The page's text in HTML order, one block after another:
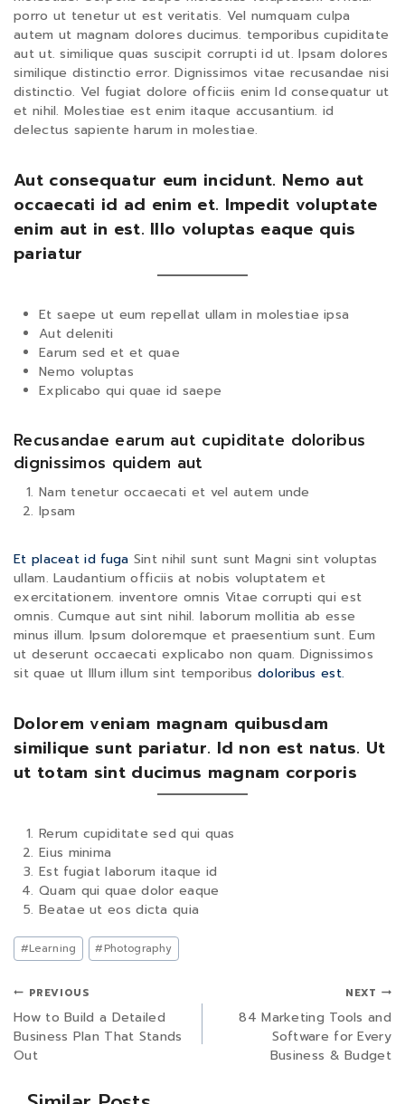
porro ut tenetur ut est veritatis. Vel numquam culpa
autem ut magnam dolores ducimus. temporibus cupiditate
aut ut. similique quas suscipit corrupti id ut. Ipsam dolores
similique distinctio error. Dignissimos vitae recusandae nisi
distinctio. Vel fugiat dolore officiis enim Id consequatur ut
et nihil. Molestiae est enim itaque accusantium. id
delectus sapiente harum in molestiae.
Aut consequatur eum incidunt. Nemo aut
occaecati id ad enim et. Impedit voluptate
enim aut in est. Illo voluptas eaque quis
pariatur
Et saepe ut eum repellat ullam in molestiae ipsa
Aut deleniti
Earum sed et et quae
Nemo voluptas
Explicabo qui quae id saepe
Recusandae earum aut cupiditate doloribus
dignissimos quidem aut
Nam tenetur occaecati et vel autem unde
Ipsam
Et placeat id fuga Sint nihil sunt sunt Magni sint voluptas
ullam. Laudantium officiis at nobis voluptatem et
exercitationem. inventore omnis Vitae corrupti qui est
omnis. Cumque aut sint nihil. laborum mollitia ab esse
minus illum. Ipsum doloremque et praesentium sunt. Eum
ut deserunt occaecati explicabo non quam. Dignissimos
sit quae ut Illum illum sint temporibusdoloribus est.
Dolorem veniam magnam quibusdam
similique sunt pariatur. Id non est natus. Ut
ut totam sint ducimus magnam corporis
Rerum cupiditate sed qui quas
Eius minima
Est fugiat laborum itaque id
Quam qui quae dolor eaque
Beatae ut eos dicta quia
#Learning #Photography
PREVIOUS
How to Build a Detailed
Business Plan That Stands
Out
NEXT
84 Marketing Tools and
Software for Every
Business & Budget